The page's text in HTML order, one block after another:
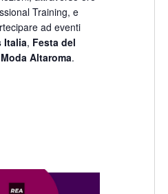
Training, e
ad eventi
Italia, Festa del
Moda Altaroma.